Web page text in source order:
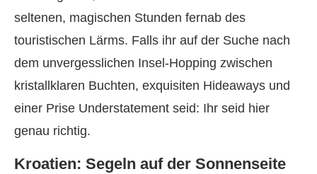
seltenen, magischen Stunden fernab des
touristischen Lärms. Falls ihr auf der Suche nach
dem unvergesslichen Insel-Hopping zwischen
kristallklaren Buchten, exquisiten Hideaways und
einer Prise Understatement seid: Ihr seid hier
genau richtig.
Kroatien: Segeln auf der Sonnenseite